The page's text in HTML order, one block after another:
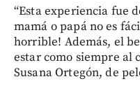
“Esta experiencia fue
mamá o papá no es
horrible! Además, el
estar como siempre al
Susana Ortegón, de